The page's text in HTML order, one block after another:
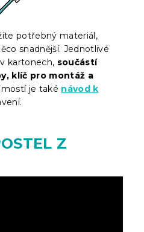
potřebný materiál,
snadnější. Jednotlivé
kartonech, součástí
klíč pro montáž a
je také návod k
Z